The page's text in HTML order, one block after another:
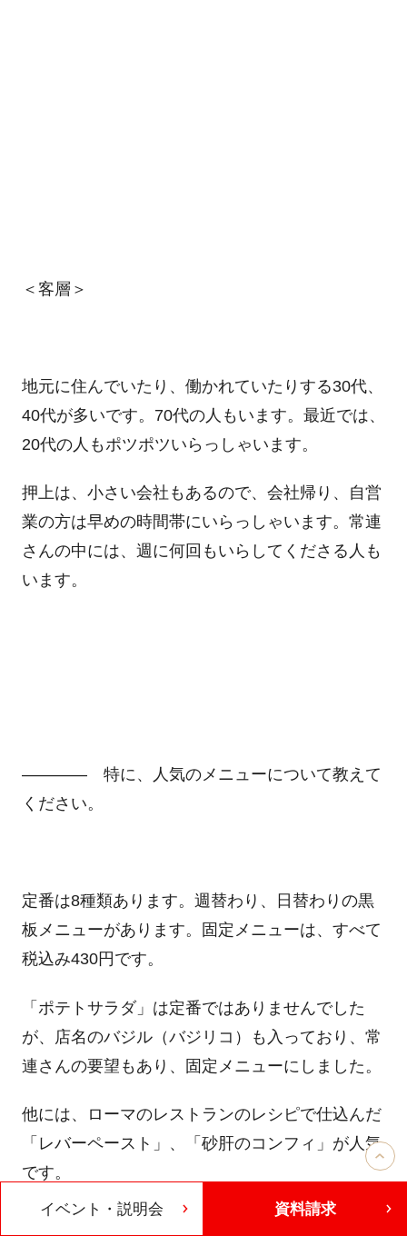
＜客層＞
地元に住んでいたり、働かれていたりする30代、
40代が多いです。70代の人もいます。最近では、
20代の人もポツポツいらっしゃいます。
押上は、小さい会社もあるので、会社帰り、自営
業の方は早めの時間帯にいらっしゃいます。常連
さんの中には、週に何回もいらしてくださる人も
います。
―――― 特に、人気のメニューについて教えて
ください。
定番は8種類あります。週替わり、日替わりの黒
板メニューがあります。固定メニューは、すべて
税込み430円です。
「ポテトサラダ」は定番ではありませんでした
が、店名のバジル（バジリコ）も入っており、常
連さんの要望もあり、固定メニューにしました。
他には、ローマのレストランのレシピで仕込んだ
「レバーペースト」、「砂肝のコンフィ」が人気
です。
お一人で来られて、１、２品頼んで、2～3杯飲ん
イベント・説明会 資料請求